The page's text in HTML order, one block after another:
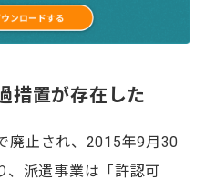
措置が存在した
廃止され、2015年9月30
、派遣事業は「許認可